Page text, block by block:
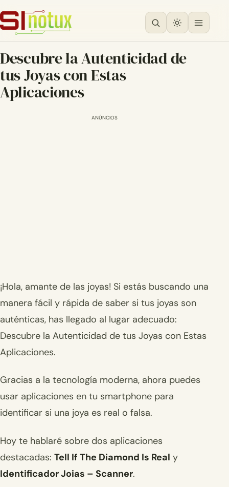
Descubre la Autenticidad de
tus Joyas con Estas
Aplicaciones
ANÚNCIOS
¡Hola, amante de las joyas! Si estás buscando una
manera fácil y rápida de saber si tus joyas son
auténticas, has llegado al lugar adecuado:
Descubre la Autenticidad de tus Joyas con Estas
Aplicaciones.
Gracias a la tecnología moderna, ahora puedes
usar aplicaciones en tu smartphone para
identificar si una joya es real o falsa.
Hoy te hablaré sobre dos aplicaciones
destacadas: Tell If The Diamond Is Real y
Identificador Joias – Scanner.